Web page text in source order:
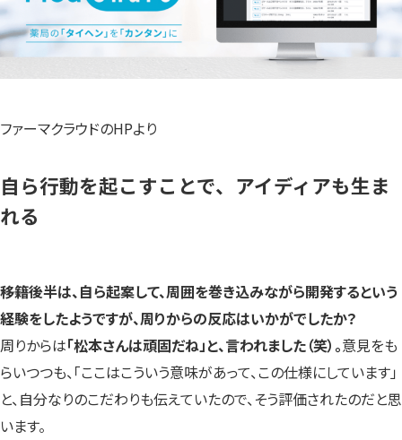
ファーマクラウドのHPより
自ら行動を起こすことで、アイディアも生ま
れる
――移籍後半は、自ら起案して、周囲を巻き込みながら開発するという
経験をしたようですが、周りからの反応はいかがでしたか？
周りからは「松本さんは頑固だね」と、言われました（笑）。意見をも
らいつつも、「ここはこういう意味があって、この仕様にしています」
と、自分なりのこだわりも伝えていたので、そう評価されたのだと思
います。